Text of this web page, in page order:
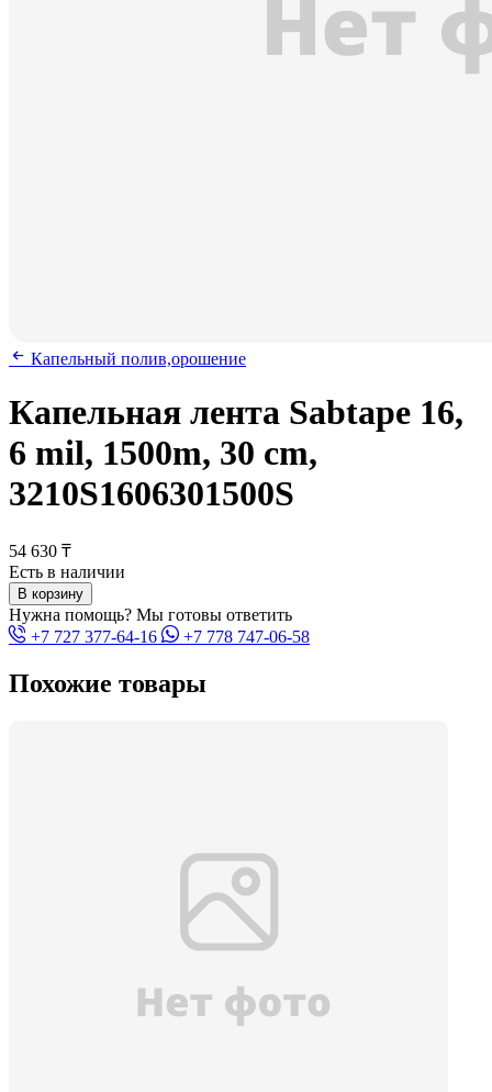
Капельный полив,орошение
Капельная лента Sabtape 16,
6 mil, 1500m, 30 cm,
3210S1606301500S
54 630 ₸
Есть в наличии
В корзину
Нужна помощь? Мы готовы ответить
+7 727 377-64-16
+7 778 747-06-58
Похожие товары